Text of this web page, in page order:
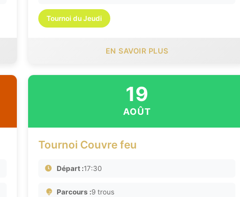
Tournoi du Jeudi
EN SAVOIR PLUS
19
AOÛT
Tournoi Couvre feu
Départ :17:30
Parcours :9 trous